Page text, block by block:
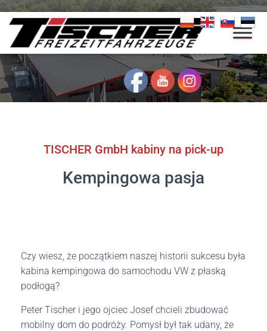
TISCHER GmbH kabiny na pick-up
Kempingowa pasja
Czy wiesz, że początkiem naszej historii sukcesu była
kabina kempingowa do samochodu VW z płaską
podłogą?
Peter Tischer i jego ojciec Josef chcieli zbudować
mobilny dom do podróży. Pomysł był tak udany, że